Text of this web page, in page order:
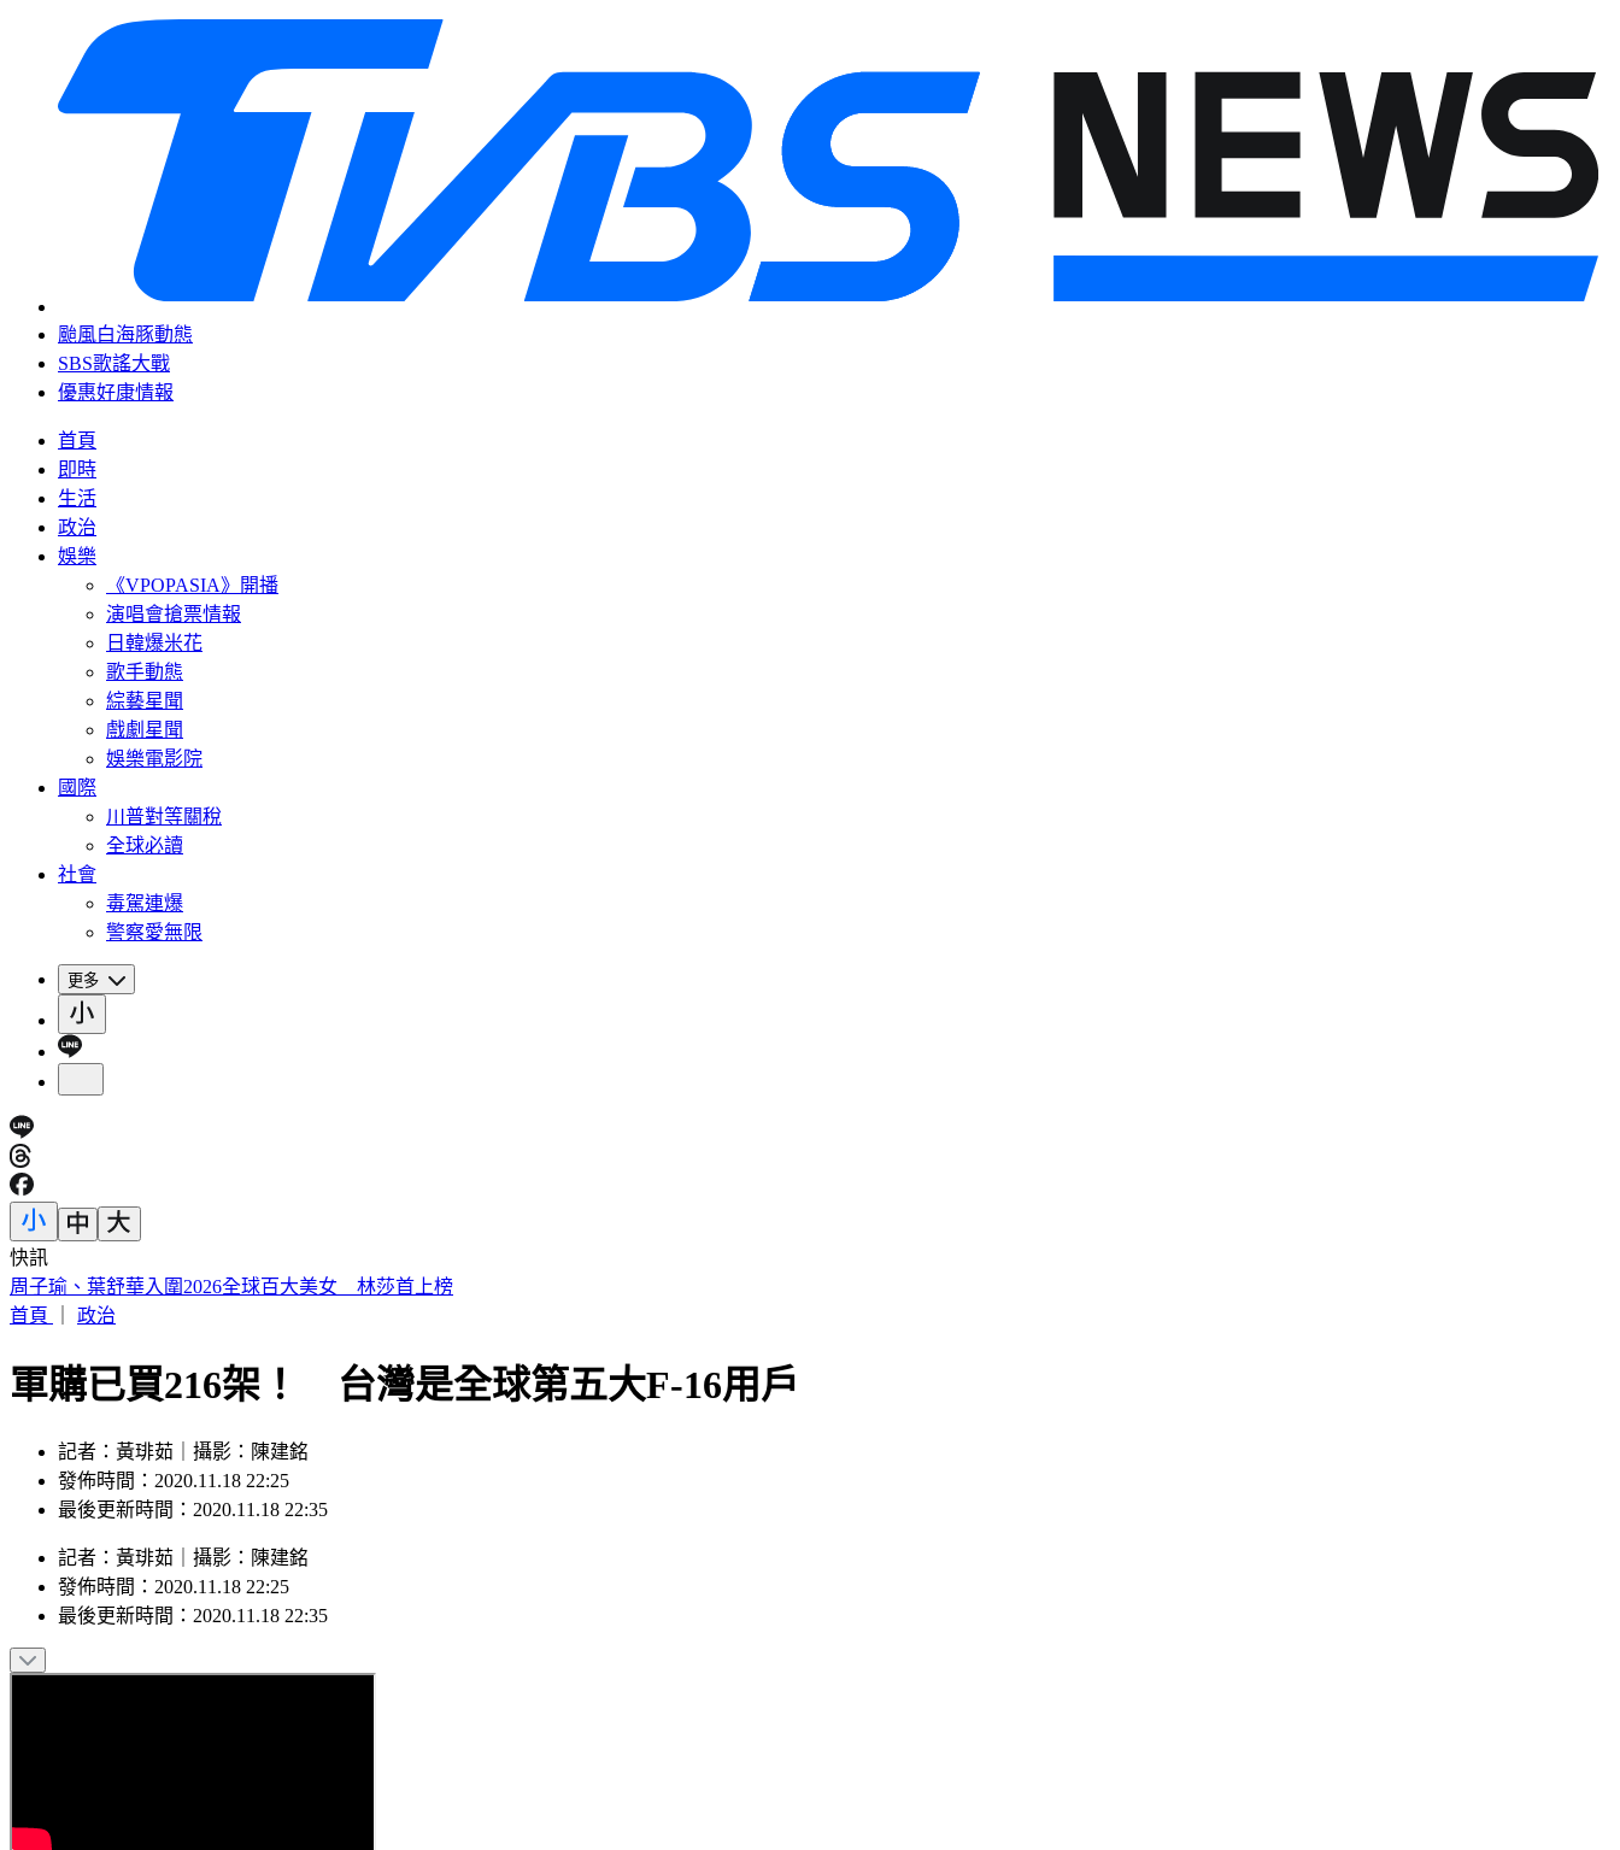
颱風白海豚動態
SBS歌謠大戰
優惠好康情報
首頁
即時
生活
政治
娛樂
《VPOPASIA》開播
演唱會搶票情報
日韓爆米花
歌手動態
綜藝星聞
戲劇星聞
娛樂電影院
國際
川普對等關稅
全球必讀
社會
毒駕連爆
警察愛無限
更多
快訊
外送發票「中獎1000萬」 繳水費也中2百萬
首頁
政治
軍購已買216架！ 台灣是全球第五大F-16用戶
記者：黃琲茹｜攝影：陳建銘
發佈時間：2020.11.18 22:25
最後更新時間：2020.11.18 22:35
記者 ： 黃琲茹 攝影 ： 陳建銘
發佈時間： 2020.11.18 22:25
最後更新時間： 2020.11.18 22:35